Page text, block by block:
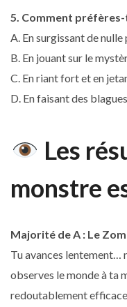
5. Comment
A. En surgissant de
B. En jouant sur le
C. En riant fort et en
D. En faisant des
Les
monstre
Majorité de A : Le
Tu avances lentement…
observes le monde à ta
redoutablement